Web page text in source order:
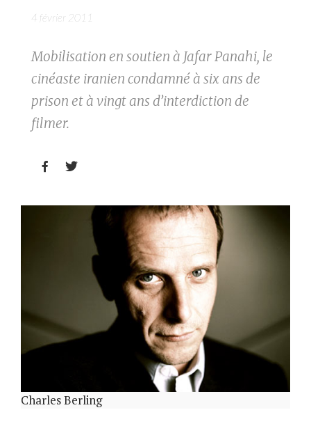
4 février 2011
Mobilisation en soutien à Jafar Panahi, le
cinéaste iranien condamné à six ans de
prison et à vingt ans d’interdiction de
filmer.
 
Charles Berling